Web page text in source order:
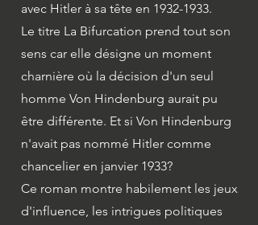
avec Hitler à sa tête en 1932-1933.
Le titre La Bifurcation prend tout son
sens car elle désigne un moment
charnière où la décision d'un seul
homme Von Hindenburg aurait pu
être différente. Et si Von Hindenburg
n'avait pas nommé Hitler comme
chancelier en janvier 1933?
Ce roman montre habilement les jeux
d'influence, les intrigues politiques